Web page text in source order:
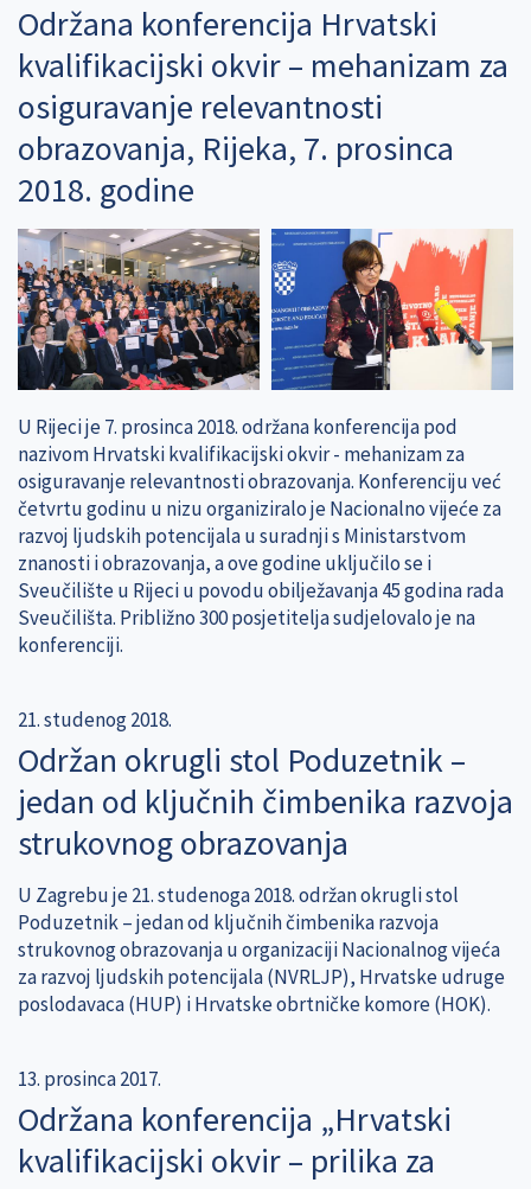
Održana konferencija Hrvatski
kvalifikacijski okvir – mehanizam za
osiguravanje relevantnosti
obrazovanja, Rijeka, 7. prosinca
2018. godine
U Rijeci je 7. prosinca 2018. održana konferencija pod
nazivom Hrvatski kvalifikacijski okvir - mehanizam za
osiguravanje relevantnosti obrazovanja. Konferenciju već
četvrtu godinu u nizu organiziralo je Nacionalno vijeće za
razvoj ljudskih potencijala u suradnji s Ministarstvom
znanosti i obrazovanja, a ove godine uključilo se i
Sveučilište u Rijeci u povodu obilježavanja 45 godina rada
Sveučilišta. Približno 300 posjetitelja sudjelovalo je na
konferenciji.
21. studenog 2018.
Održan okrugli stol Poduzetnik –
jedan od ključnih čimbenika razvoja
strukovnog obrazovanja
U Zagrebu je 21. studenoga 2018. održan okrugli stol
Poduzetnik – jedan od ključnih čimbenika razvoja
strukovnog obrazovanja u organizaciji Nacionalnog vijeća
za razvoj ljudskih potencijala (NVRLJP), Hrvatske udruge
poslodavaca (HUP) i Hrvatske obrtničke komore (HOK).
13. prosinca 2017.
Održana konferencija „Hrvatski
kvalifikacijski okvir – prilika za